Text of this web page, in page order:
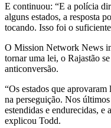
E continuou: “E a polícia
alguns estados, a resposta
tocando. Isso foi o
O Mission Network News
tornar uma lei, o Rajastão
anticonversão.
“Os estados que
na perseguição. Nos
estendidas e endurecidas, e
explicou Todd.